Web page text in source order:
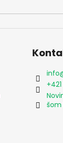
info
šom